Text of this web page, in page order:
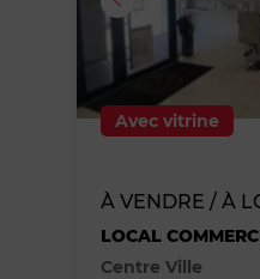
Avec vitrine
À VENDRE / À
LOCAL
Centre Ville